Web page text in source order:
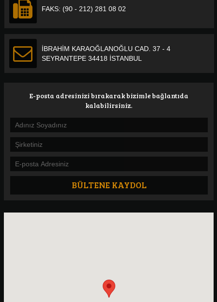
FAKS: (90 - 212) 281 08 02
İBRAHİM KARAOĞLANOĞLU CAD. 37 - 4
SEYRANTEPE 34418 İSTANBUL
E-posta adresinizi bırakarak bizimle bağlantıda
kalabilirsiniz.